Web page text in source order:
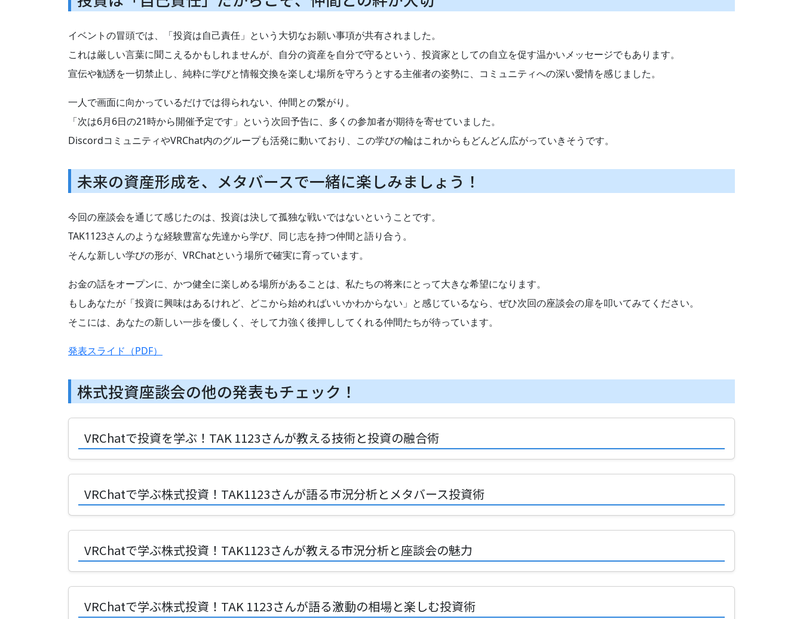
イベントの冒頭では、「投資は自己責任」という大切なお願い事項が共有されました。
これは厳しい言葉に聞こえるかもしれませんが、自分の資産を自分で守るという、投資家としての自立を促す温かいメッセージでもあります。
宣伝や勧誘を一切禁止し、純粋に学びと情報交換を楽しむ場所を守ろうとする主催者の姿勢に、コミュニティへの深い愛情を感じました。
一人で画面に向かっているだけでは得られない、仲間との繋がり。
「次は6月6日の21時から開催予定です」という次回予告に、多くの参加者が期待を寄せていました。
DiscordコミュニティやVRChat内のグループも活発に動いており、この学びの輪はこれからもどんどん広がっていきそうです。
未来の資産形成を、メタバースで一緒に楽しみましょう！
今回の座談会を通じて感じたのは、投資は決して孤独な戦いではないということです。
TAK1123さんのような経験豊富な先達から学び、同じ志を持つ仲間と語り合う。
そんな新しい学びの形が、VRChatという場所で確実に育っています。
お金の話をオープンに、かつ健全に楽しめる場所があることは、私たちの将来にとって大きな希望になります。
もしあなたが「投資に興味はあるけれど、どこから始めればいいかわからない」と感じているなら、ぜひ次回の座談会の扉を叩いてみてください。
そこには、あなたの新しい一歩を優しく、そして力強く後押ししてくれる仲間たちが待っています。
発表スライド（PDF）
株式投資座談会の他の発表もチェック！
VRChatで投資を学ぶ！TAK 1123さんが教える技術と投資の融合術
VRChatで学ぶ株式投資！TAK1123さんが語る市況分析とメタバース投資術
VRChatで学ぶ株式投資！TAK1123さんが教える市況分析と座談会の魅力
VRChatで学ぶ株式投資！TAK 1123さんが語る激動の相場と楽しむ投資術